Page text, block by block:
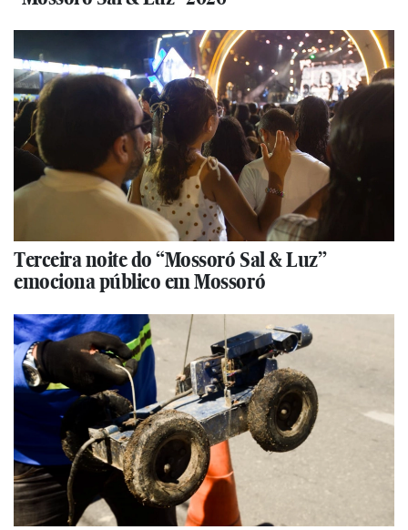
Terceira noite do “Mossoró Sal & Luz”
emociona público em Mossoró